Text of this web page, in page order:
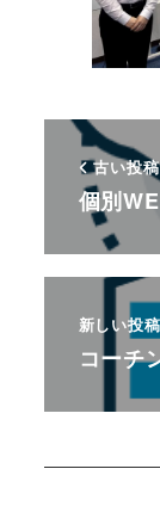
古い投稿
個別
新しい投稿
コーチ